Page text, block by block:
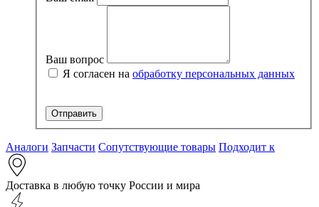
Ваш вопрос
Я согласен на обработку персональных данных
Аналоги Запчасти Сопутствующие товары Подходит к
Доставка в любую точку России и мира